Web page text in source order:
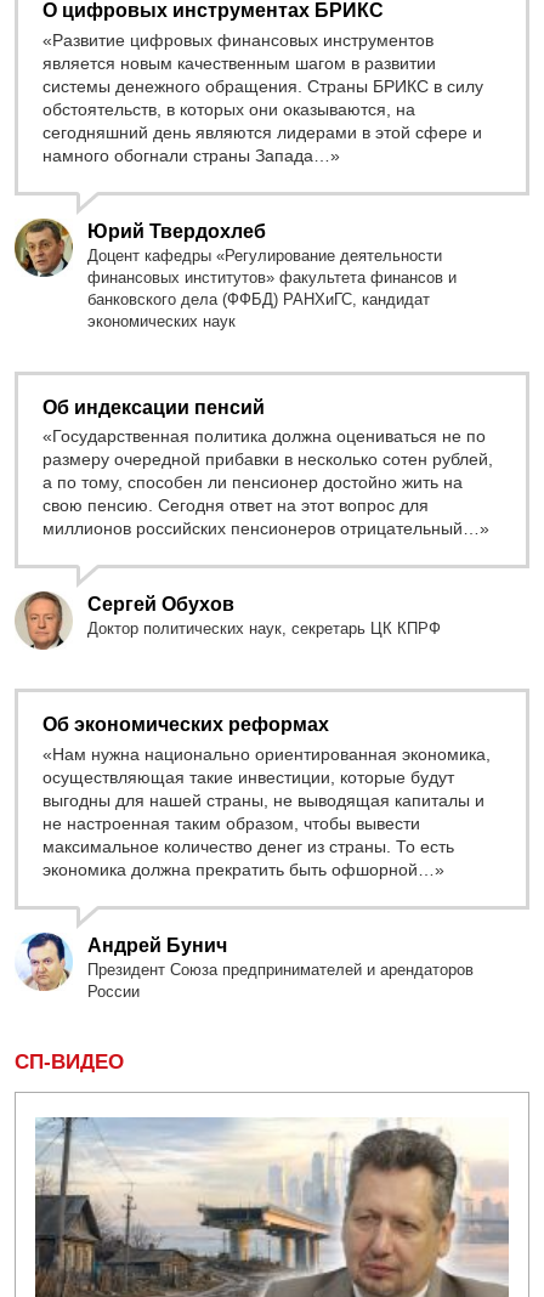
О цифровых инструментах БРИКС
«Развитие цифровых финансовых инструментов
является новым качественным шагом в развитии
системы денежного обращения. Страны БРИКС в силу
обстоятельств, в которых они оказываются, на
сегодняшний день являются лидерами в этой сфере и
намного обогнали страны Запада…»
Юрий Твердохлеб
Доцент кафедры «Регулирование деятельности
финансовых институтов» факультета финансов и
банковского дела (ФФБД) РАНХиГС, кандидат
экономических наук
Об индексации пенсий
«Государственная политика должна оцениваться не по
размеру очередной прибавки в несколько сотен рублей,
а по тому, способен ли пенсионер достойно жить на
свою пенсию. Сегодня ответ на этот вопрос для
миллионов российских пенсионеров отрицательный…»
Сергей Обухов
Доктор политических наук, секретарь ЦК КПРФ
Об экономических реформах
«Нам нужна национально ориентированная экономика,
осуществляющая такие инвестиции, которые будут
выгодны для нашей страны, не выводящая капиталы и
не настроенная таким образом, чтобы вывести
максимальное количество денег из страны. То есть
экономика должна прекратить быть офшорной…»
Андрей Бунич
Президент Союза предпринимателей и арендаторов
России
СП-ВИДЕО